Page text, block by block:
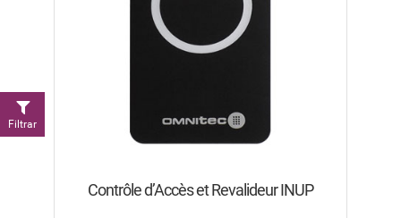
Contrôle d’Accès et Revalideur INUP
Filtrar